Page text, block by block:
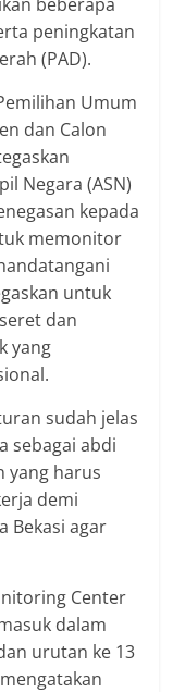
peningkatan
(PAD).
Umum
dan Calon
Negara (ASN)
kepada
memonitor
untuk
dan
yang
sudah jelas
sebagai abdi
yang harus
demi
Bekasi agar
Center
dalam
urutan ke 13